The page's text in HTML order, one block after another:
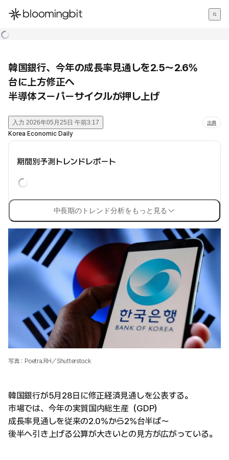
한국어
韓国銀行、今年の成長率見通しを2.5〜2.6%
台に上方修正へ
半導体スーパーサイクルが押し上げ
入力 2026年05月25日 午前3:17 出典
Korea Economic Daily
期間別予測トレンドレポート
中長期のトレンド分析をもっと見る
写真：Poetra.RH／Shutterstock
韓国銀行が5月28日に修正経済見通しを公表する。
市場では、今年の実質国内総生産（GDP）
成長率見通しを従来の2.0%から2%台半ば〜
後半へ引き上げる公算が大きいとの見方が広がっている。